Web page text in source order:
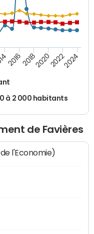
à 2 000 habitants
20162018202020222024
de Favières
l'Economie)